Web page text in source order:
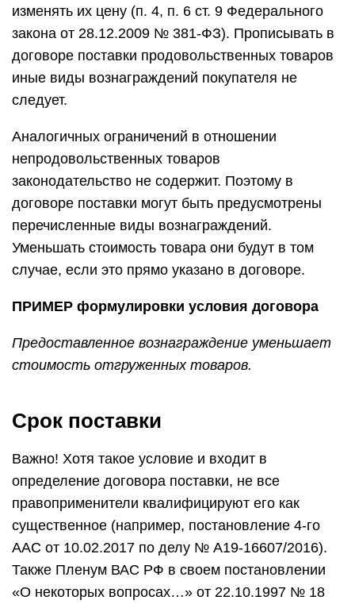
изменять их цену (п. 4, п. 6 ст. 9 Федерального
закона от 28.12.2009 № 381-ФЗ). Прописывать в
договоре поставки продовольственных товаров
иные виды вознаграждений покупателя не
следует.
Аналогичных ограничений в отношении
непродовольственных товаров
законодательство не содержит. Поэтому в
договоре поставки могут быть предусмотрены
перечисленные виды вознаграждений.
Уменьшать стоимость товара они будут в том
случае, если это прямо указано в договоре.
ПРИМЕР формулировки условия договора
Предоставленное вознаграждение уменьшает
стоимость отгруженных товаров.
Срок поставки
Важно! Хотя такое условие и входит в
определение договора поставки, не все
правоприменители квалифицируют его как
существенное (например, постановление 4-го
ААС от 10.02.2017 по делу № А19-16607/2016).
Также Пленум ВАС РФ в своем постановлении
«О некоторых вопросах…» от 22.10.1997 № 18